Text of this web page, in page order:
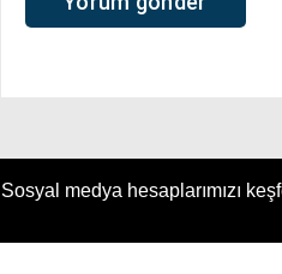
Sosyal medya hesaplarımızı